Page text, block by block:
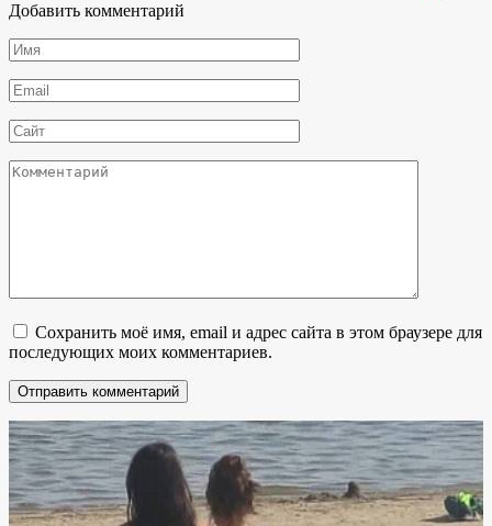
Добавить комментарий
Имя
*
Email
*
Сайт
Комментарий
Сохранить моё имя, email и адрес сайта в этом браузере для
последующих моих комментариев.